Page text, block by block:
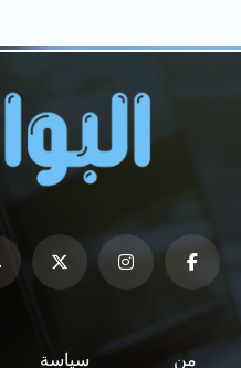
من سياسة